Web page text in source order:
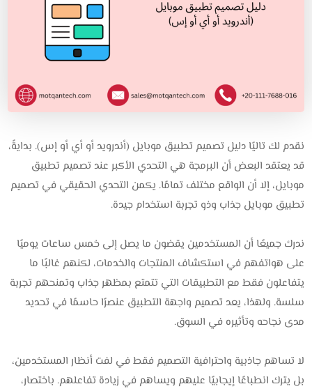
نقدم لك تاليًا دليل تصميم تطبيق موبايل (أندرويد أو أي أو إس). بدايةً،
قد يعتقد البعض أن البرمجة هي التحدي الأكبر عند تصميم تطبيق
موبايل، إلا أن الواقع مختلف تمامًا. يكمن التحدي الحقيقي في تصميم
تطبيق موبايل جذاب وذو تجربة استخدام جيدة.
ندرك جميعًا أن المستخدمين يقضون ما يصل إلى خمس ساعات يوميًا
على هواتفهم في استكشاف المنتجات والخدمات، لكنهم غالبًا ما
يتفاعلون فقط مع التطبيقات التي تتمتع بمظهر جذاب وتمنحهم تجربة
سلسة. ولهذا، يعد تصميم واجهة التطبيق عنصرًا حاسمًا في تحديد
مدى نجاحه وتأثيره في السوق.
لا تساهم جاذبية واحترافية التصميم فقط في لفت أنظار المستخدمين،
بل يترك انطباعًا إيجابيًا عليهم ويساهم في زيادة تفاعلهم. باختصار،